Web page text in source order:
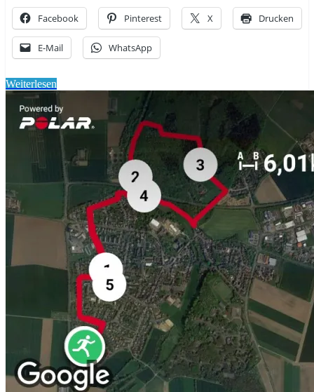
Facebook Pinterest X Drucken
E-Mail WhatsApp
Weiterlesen